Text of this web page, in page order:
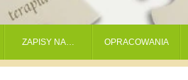
ZAPISY NA… OPRACOWANIA